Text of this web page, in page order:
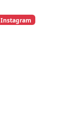
Instagram